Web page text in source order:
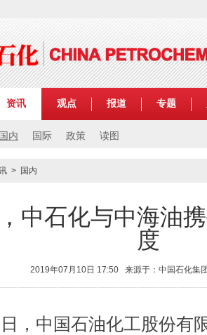
资讯
国内 国际 政策 读图
观点 报道 专题
> 国内
中石化与中海油
度
2019年07月10日 17:50 来源于：中国石化
中国石油化工股份有